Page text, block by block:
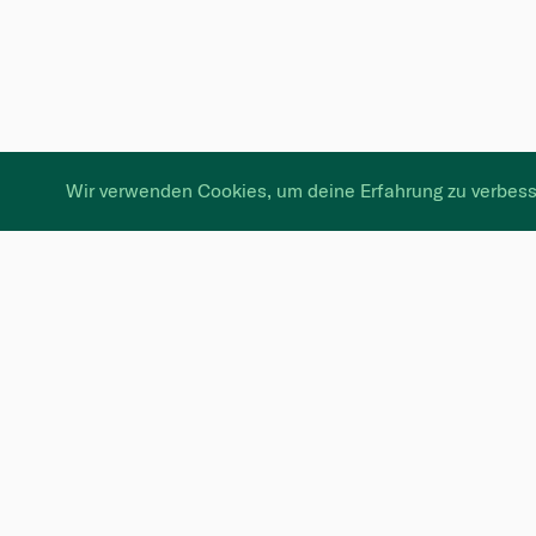
Wir verwenden Cookies, um deine Erfahrung zu